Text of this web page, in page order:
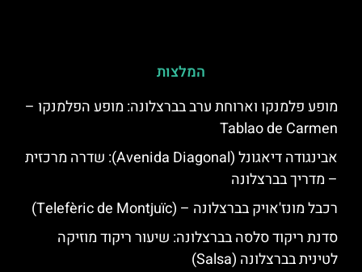
המלצות
מופע פלמנקו וארוחת ערב בברצלונה: מופע הפלמנקו –
Tablao de Carmen
אבינגודה דיאגונל (Avenida Diagonal): שדרה מרכזית
– מדריך בברצלונה
רכבל מונז'אויק בברצלונה – (Telefèric de Montjuïc)
סדנת ריקוד סלסה בברצלונה: שיעור ריקוד מוזיקה
לטינית בברצלונה (Salsa)